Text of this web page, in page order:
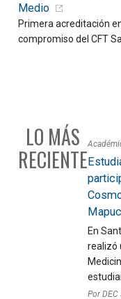
Medio
Primera acreditación
compromiso del CFT
LO MÁS
RECIENTE
En
realizó
Por